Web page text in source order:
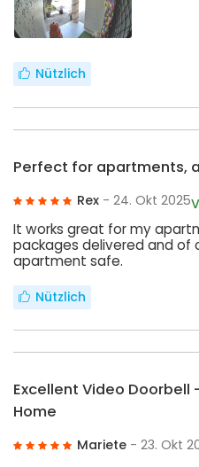
Nützlich
Perfect for apartments,
Rex - 24. Okt 2025
It works great for my
packages delivered and of
apartment safe.
Nützlich
Excellent Video Doorbell
Home
Mariete - 23. Okt